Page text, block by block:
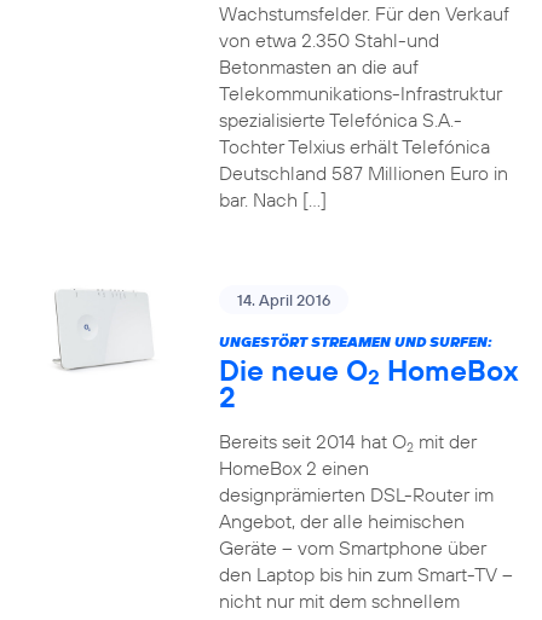
Wachstumsfelder. Für den Verkauf
von etwa 2.350 Stahl-und
Betonmasten an die auf
Telekommunikations-Infrastruktur
spezialisierte Telefónica S.A.-
Tochter Telxius erhält Telefónica
Deutschland 587 Millionen Euro in
bar. Nach […]
14. April 2016
UNGESTÖRT STREAMEN UND SURFEN:
Die neue O2 HomeBox
2
Bereits seit 2014 hat O2mit der
HomeBox 2 einen
designprämierten DSL-Router im
Angebot, der alle heimischen
Geräte – vom Smartphone über
den Laptop bis hin zum Smart-TV –
nicht nur mit dem schnellem